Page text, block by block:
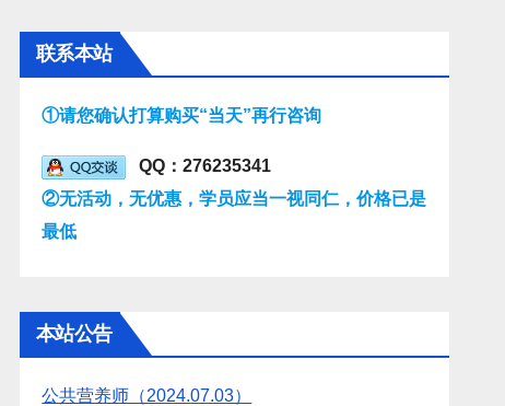
联系本站
①请您确认打算购买“当天”再行咨询
QQ：276235341
②无活动，无优惠，学员应当一视同仁，价格已是
最低
本站公告
公共营养师（2024.07.03）